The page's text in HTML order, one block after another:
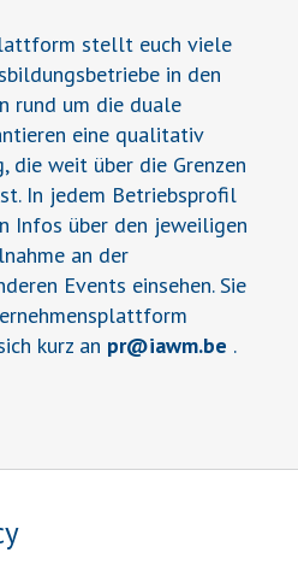
stellt euch viele
in den
rund um die duale
eine qualitativ
die weit über die Grenzen
In jedem Betriebsprofil
Infos über den jeweiligen
an der
Events einsehen. Sie
kurz an pr@iawm.be .